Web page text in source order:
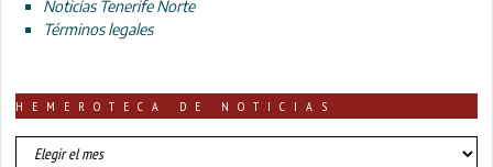
Noticias Tenerife Norte
Términos legales
HEMEROTECA DE NOTICIAS
HEMEROTECA